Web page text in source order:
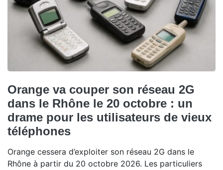
Orange va couper son réseau 2G
dans le Rhône le 20 octobre : un
drame pour les utilisateurs de vieux
téléphones
Orange cessera d’exploiter son réseau 2G dans le
Rhône à partir du 20 octobre 2026. Les particuliers